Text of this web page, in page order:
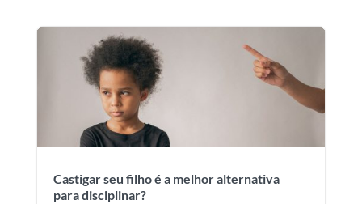
Castigar seu filho é a melhor alternativa
para disciplinar?